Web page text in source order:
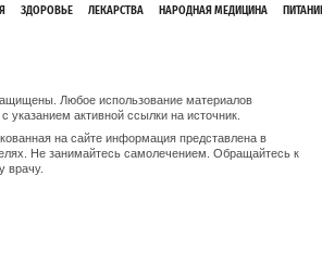
ЗДОРОВЬЕ ЛЕКАРСТВА НАРОДНАЯ МЕДИЦИНА
Любое использование материалов
указанием активной ссылки на источник.
на сайте информация представлена в
Не занимайтесь самолечением. Обращайтесь к
врачу.